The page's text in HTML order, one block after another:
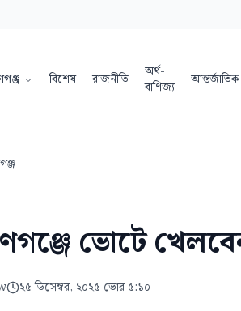
বিশেষ রাজনীতি
অর্থ-
বাণিজ্য
আন্তর্জাতিক
ভোটে খেলবেন
২৫ ডিসেম্বর, ২০২৫ ভোর ৫:১০